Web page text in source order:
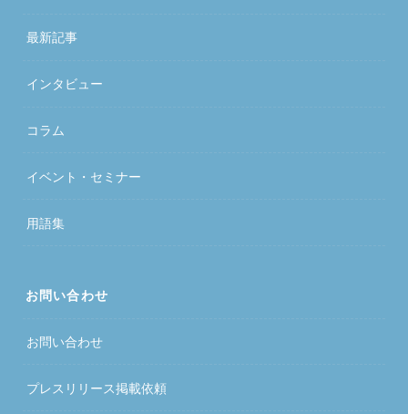
最新記事
インタビュー
コラム
イベント・セミナー
用語集
お問い合わせ
お問い合わせ
プレスリリース掲載依頼